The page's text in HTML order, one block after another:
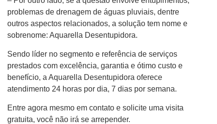
problemas de drenagem de águas pluviais, dentre
outros aspectos relacionados, a solução tem nome e
sobrenome: Aquarella Desentupidora.
Sendo líder no segmento e referência de serviços
prestados com excelência, garantia e ótimo custo e
benefício, a Aquarella Desentupidora oferece
atendimento 24 horas por dia, 7 dias por semana.
Entre agora mesmo em contato e solicite uma visita
gratuita, você não irá se arrepender.